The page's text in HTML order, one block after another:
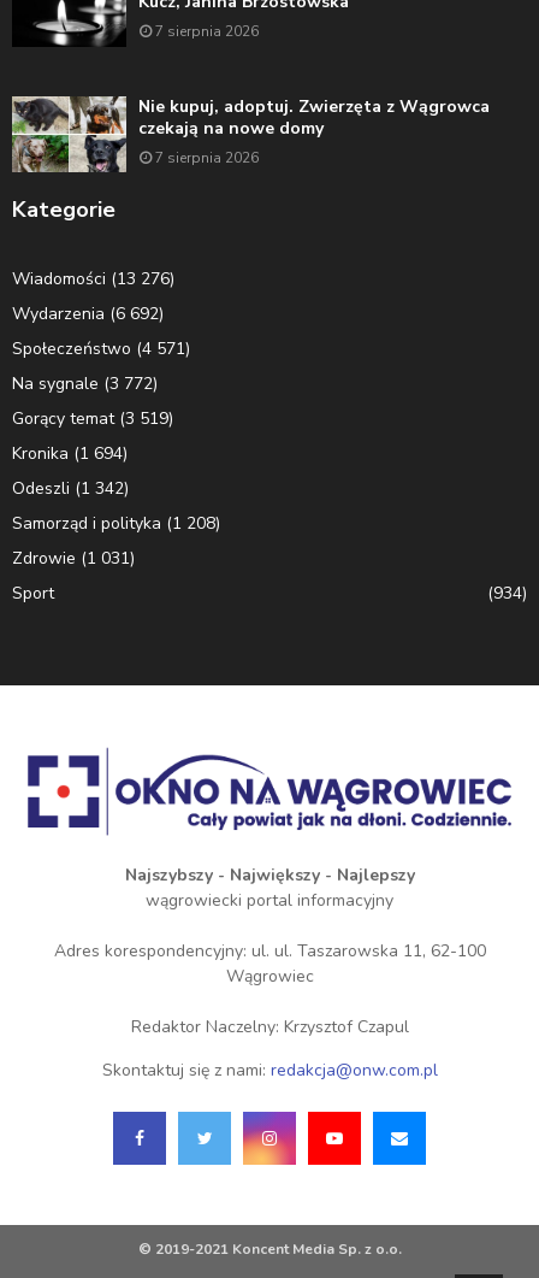
7 sierpnia 2026
Nie kupuj, adoptuj. Zwierzęta z Wągrowca
czekają na nowe domy
7 sierpnia 2026
Kategorie
Wiadomości (13 276)
Wydarzenia (6 692)
Społeczeństwo (4 571)
Na sygnale (3 772)
Gorący temat(3 519)
Kronika (1 694)
Odeszli (1 342)
Samorząd i polityka (1 208)
Zdrowie (1 031)
Sport
(934)
Najszybszy - Największy - Najlepszy
wągrowiecki portal informacyjny
Adres korespondencyjny: ul. ul. Taszarowska 11, 62-100
Wągrowiec
Redaktor Naczelny: Krzysztof Czapul
Skontaktuj się z nami: redakcja@onw.com.pl
© 2019-2021 Koncent Media Sp. z o.o.